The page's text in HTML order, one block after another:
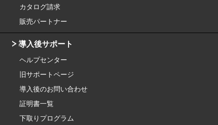
カタログ請求
販売パートナー
導入後サポート
ヘルプセンター
旧サポートページ
導入後のお問い合わせ
証明書一覧
下取りプログラム